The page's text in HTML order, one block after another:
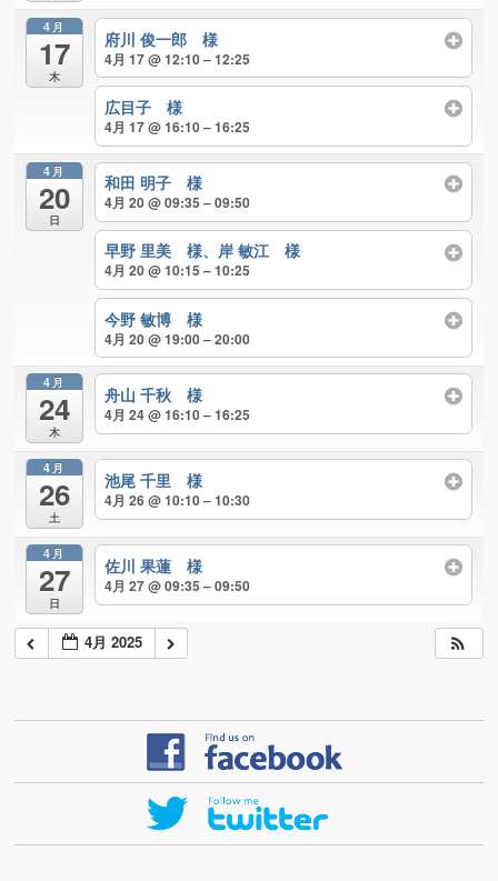
4月
17
木
府川 俊一郎 様
4月 17 @ 12:10 – 12:25
広目子 様
4月 17 @ 16:10 – 16:25
4月
20
日
和田 明子 様
4月 20 @ 09:35 – 09:50
早野 里美 様、岸 敏江 様
4月 20 @ 10:15 – 10:25
今野 敏博 様
4月 20 @ 19:00 – 20:00
4月
24
木
舟山 千秋 様
4月 24 @ 16:10 – 16:25
4月
26
土
池尾 千里 様
4月 26 @ 10:10 – 10:30
4月
27
日
佐川 果蓮 様
4月 27 @ 09:35 – 09:50
4月 2025